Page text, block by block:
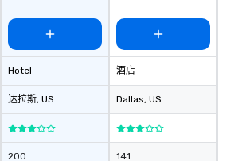
Hotel
达拉斯, US
200
酒店
Dallas, US
141